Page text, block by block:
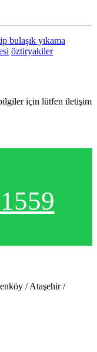
bulaşık yıkama
öztiryakiler
için lütfen iletişim
/ Ataşehir /